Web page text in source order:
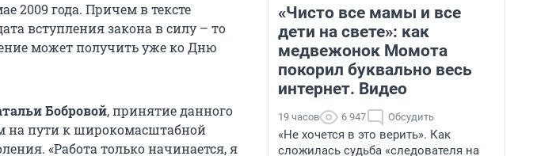
2009 года. Причем в тексте
вступления закона в силу – то
может получить уже ко Дню
Бобровой, принятие данного
на пути к широкомасштабной
«Работа только начинается, я
«Чисто все мамы и все
дети на свете»: как
медвежонок Момота
покорил буквально весь
интернет. Видео
19 часов 6 947 Обсудить
«Не хочется в это верить». Как
сложилась судьба «следователя на